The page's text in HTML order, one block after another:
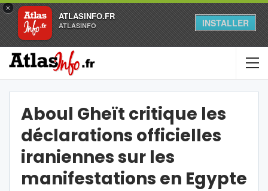
×
ATLASINFO.FR
ATLASINFO INSTALLER
Aboul Gheït critique les
déclarations officielles
iraniennes sur les
manifestations en Egypte